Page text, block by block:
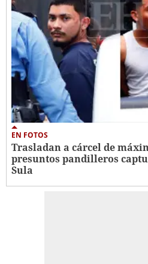
EN FOTOS
Trasladan a cárcel de
presuntos pandilleros
Sula